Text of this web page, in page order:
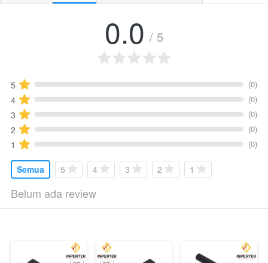
0.0 / 5
5 (0)
4 (0)
3 (0)
2 (0)
1 (0)
Semua 5 4 3 2 1
Belum ada review